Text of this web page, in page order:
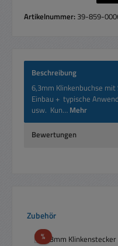
Artikelnummer: 39-859-
Beschreibung
6,3mm Klinkenbuchse
Einbau + typische
usw. Kun… Mehr
Bewertungen
Produktgalerie überspringen
Zubehör
%Rabatt